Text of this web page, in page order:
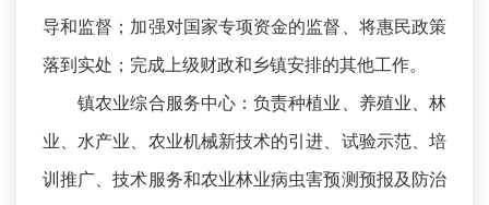
导和监督；加强对国家专项资金的监督、将惠民政策
落到实处；完成上级财政和乡镇安排的其他工作。
镇农业综合服务中心：负责种植业、养殖业、林
业、水产业、农业机械新技术的引进、试验示范、培
训推广、技术服务和农业林业病虫害预测预报及防治